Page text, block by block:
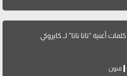
كلمات أغنية "تاتا تاتا" لــ كايروكي
فنون